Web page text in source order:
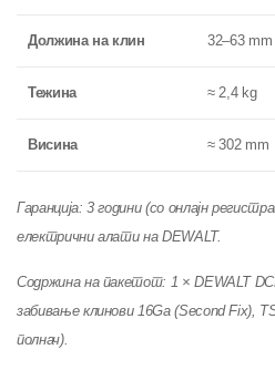
Должина на клин 32–63 mm
Тежина ≈ 2,4 kg
Висина ≈ 302 mm
Гаранција: 3 години (со онлајн
електрични алати на DEWALT.
Содржина на пакетот: 1 × DEWALT
забивање клинови 16Ga (Second Fix),
полнач).